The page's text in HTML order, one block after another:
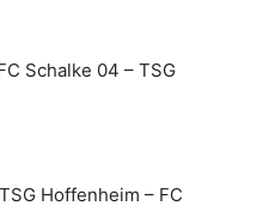
Schalke 04 – TSG
Hoffenheim – FC